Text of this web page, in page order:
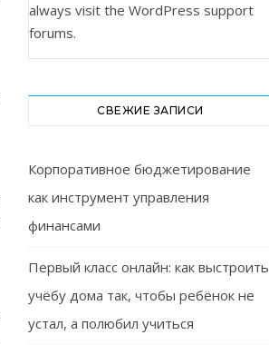
always visit the WordPress support
forums.
СВЕЖИЕ ЗАПИСИ
Корпоративное бюджетирование
как инструмент управления
финансами
Первый класс онлайн: как выстроить
учёбу дома так, чтобы ребёнок не
устал, а полюбил учиться